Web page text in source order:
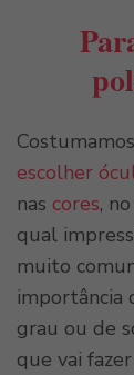
escolher
nas cores,
qual
muito
importância
grau ou de
que vai